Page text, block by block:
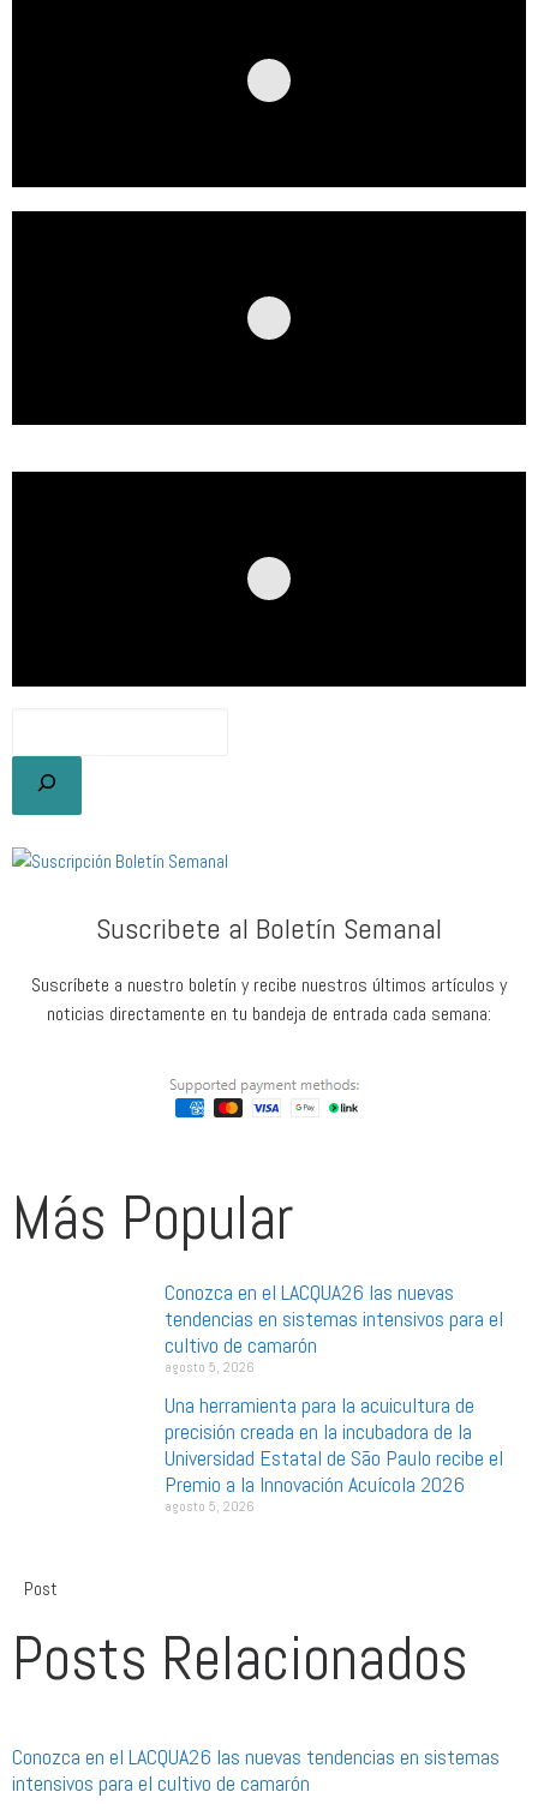
Suscribete al Boletín Semanal
Suscríbete a nuestro boletín y recibe nuestros últimos artículos y
noticias directamente en tu bandeja de entrada cada semana:
Más Popular
Conozca en el LACQUA26 las nuevas
tendencias en sistemas intensivos para el
cultivo de camarón
agosto 5, 2026
Una herramienta para la acuicultura de
precisión creada en la incubadora de la
Universidad Estatal de São Paulo recibe el
Premio a la Innovación Acuícola 2026
agosto 5, 2026
Post
Posts Relacionados
Conozca en el LACQUA26 las nuevas tendencias en sistemas
intensivos para el cultivo de camarón